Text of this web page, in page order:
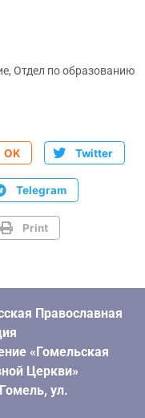
, Отдел по образованию
OK Twitter
Telegram
Print
Православная
«Гомельская
Церкви»
ул.